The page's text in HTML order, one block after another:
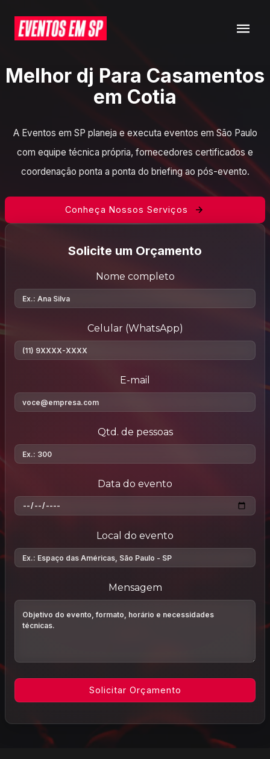
Melhor dj Para Casamentos
em Cotia
A Eventos em SP planeja e executa eventos em São Paulo
com equipe técnica própria, fornecedores certificados e
coordenação ponta a ponta do briefing ao pós-evento.
Conheça Nossos Serviços
Solicite um Orçamento
Nome completo
Celular (WhatsApp)
E-mail
Qtd. de pessoas
Data do evento
Local do evento
Mensagem